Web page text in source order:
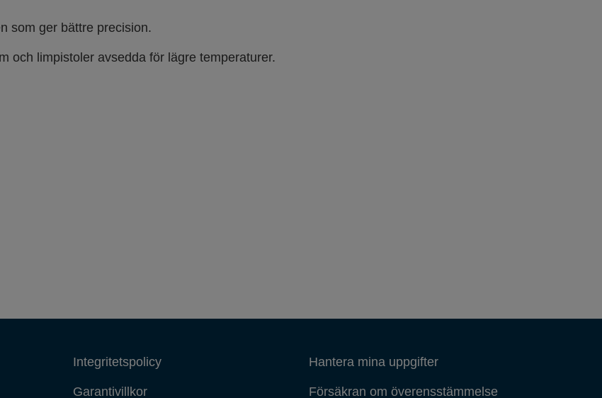
som ger bättre precision.
och limpistoler avsedda för lägre temperaturer.
Integritetspolicy
Garantivillkor
Hantera mina uppgifter
Försäkran om överensstämmelse